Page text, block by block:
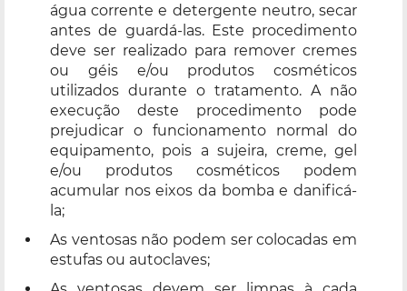
água corrente e detergente neutro, secar
antes de guardá-las. Este procedimento
deve ser realizado para remover cremes
ou géis e/ou produtos cosméticos
utilizados durante o tratamento. A não
execução deste procedimento pode
prejudicar o funcionamento normal do
equipamento, pois a sujeira, creme, gel
e/ou produtos cosméticos podem
acumular nos eixos da bomba e danificá-
la;
As ventosas não podem ser colocadas em
estufas ou autoclaves;